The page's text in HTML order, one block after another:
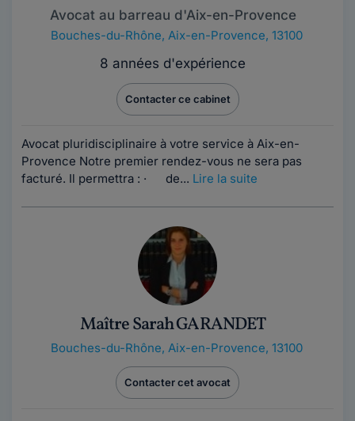
Avocat au barreau d'Aix-en-Provence
Bouches-du-Rhône, Aix-en-Provence, 13100
8 années d'expérience
Contacter ce cabinet
Avocat pluridisciplinaire à votre service à Aix-en-
Provence Notre premier rendez-vous ne sera pas
facturé. Il permettra : · de... Lire la suite
Maître Sarah GARANDET
Bouches-du-Rhône, Aix-en-Provence, 13100
Contacter cet avocat